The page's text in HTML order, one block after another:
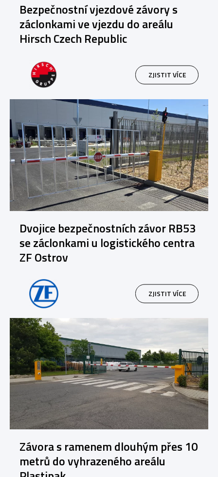
Bezpečnostní vjezdové závory s
záclonkami ve vjezdu do areálu
Hirsch Czech Republic
ZJISTIT VÍCE
Dvojice bezpečnostních závor RB53
se záclonkami u logistického centra
ZF Ostrov
ZJISTIT VÍCE
Závora s ramenem dlouhým přes 10
metrů do vyhrazeného areálu